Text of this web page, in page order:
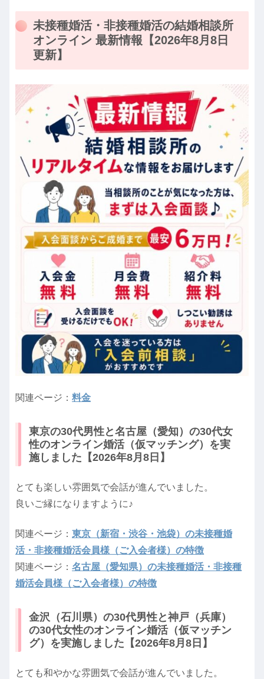
未接種婚活・非接種婚活の結婚相談所
オンライン 最新情報【2026年8月8日
更新】
関連ページ： 料金
東京の30代男性と名古屋（愛知）の30代女
性のオンライン婚活（仮マッチング）を実
施しました【2026年8月8日】
とても楽しい雰囲気で会話が進んでいました。
良いご縁になりますように♪
関連ページ： 東京（新宿・渋谷・池袋）の未接種婚
活・非接種婚活会員様（ご入会者様）の特徴
関連ページ： 名古屋（愛知県）の未接種婚活・非接種
婚活会員様（ご入会者様）の特徴
金沢（石川県）の30代男性と神戸（兵庫）
の30代女性のオンライン婚活（仮マッチン
グ）を実施しました【2026年8月8日】
とても和やかな雰囲気で会話が進んでいました。